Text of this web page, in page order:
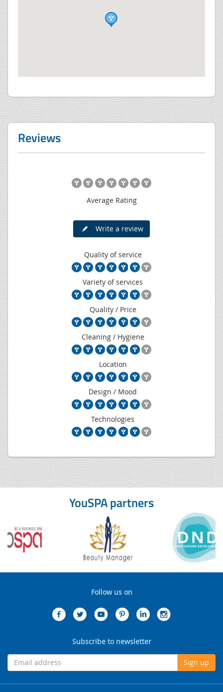
Reviews
Average Rating
Write a review
Quality of service
Variety of services
Quality / Price
Cleaning / Hygiene
Location
Design / Mood
Technologies
YouSPA partners
Follow us on
Subscribe to newsletter
Sign up